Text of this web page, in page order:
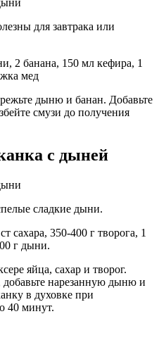
для завтрака или
2 банана, 150 мл кефира, 1
мед
дыню и банан. Добавьте
смузи до получения
с дыней
сладкие дыни.
сахара, 350-400 г творога, 1
г дыни.
яйца, сахар и творог.
добавьте нарезанную дыню и
в духовке при
40 минут.